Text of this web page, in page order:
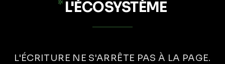
* L'ÉCOSYSTÈME
L'ÉCRITURE NE S'ARRÊTE PAS À LA PAGE.